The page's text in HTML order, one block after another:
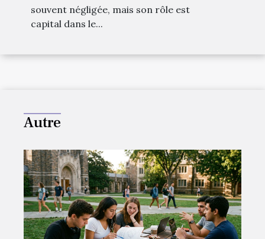
pour votre automobile
souvent négligée, mais son rôle est
capital dans le...
Autre